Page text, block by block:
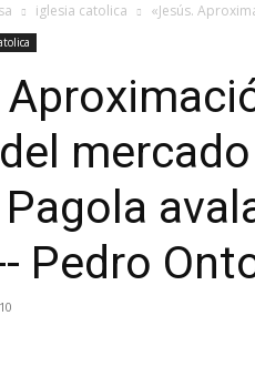
iglesia catolica «Jesús.
Pagola
Pedro